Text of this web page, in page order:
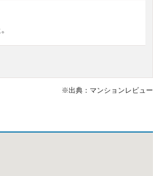
※出典：マンションレビュー